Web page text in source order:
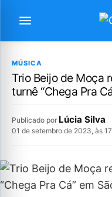
MÚSICA
Trio Beijo de Moça
turnê “Chega Pra
Publicado por Lúcia Silva
01 de setembro de 2023, às